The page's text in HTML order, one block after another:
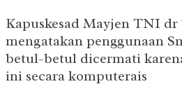
Kapuskesad Mayjen TNI dr
mengatakan penggunaan
betul-betul dicermati
ini secara komputerais